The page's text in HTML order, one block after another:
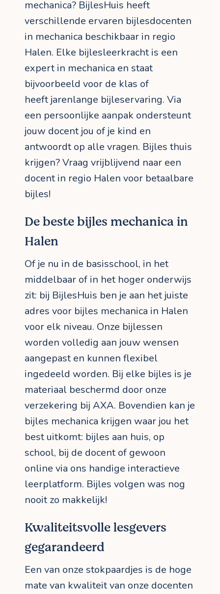
mechanica? BijlesHuis heeft
verschillende ervaren bijlesdocenten
in mechanica beschikbaar in regio
Halen. Elke bijlesleerkracht is een
expert in mechanica en staat
bijvoorbeeld voor de klas of
heeft jarenlange bijleservaring. Via
een persoonlijke aanpak ondersteunt
jouw docent jou of je kind en
antwoordt op alle vragen. Bijles thuis
krijgen? Vraag vrijblijvend naar een
docent in regio Halen voor betaalbare
bijles!
De beste bijles mechanica in
Halen
Of je nu in de basisschool, in het
middelbaar of in het hoger onderwijs
zit: bij BijlesHuis ben je aan het juiste
adres voor bijles mechanica in Halen
voor elk niveau. Onze bijlessen
worden volledig aan jouw wensen
aangepast en kunnen flexibel
ingedeeld worden. Bij elke bijles is je
materiaal beschermd door onze
verzekering bij AXA. Bovendien kan je
bijles mechanica krijgen waar jou het
best uitkomt: bijles aan huis, op
school, bij de docent of gewoon
online via ons handige interactieve
leerplatform. Bijles volgen was nog
nooit zo makkelijk!
Kwaliteitsvolle lesgevers
gegarandeerd
Een van onze stokpaardjes is de hoge
mate van kwaliteit van onze docenten